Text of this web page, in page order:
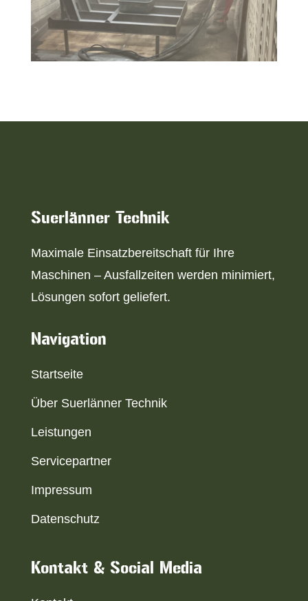
Suerlänner Technik
Maximale Einsatzbereitschaft für Ihre
Maschinen – Ausfallzeiten werden minimiert,
Lösungen sofort geliefert.
Navigation
Startseite
Über Suerlänner Technik
Leistungen
Servicepartner
Impressum
Datenschutz
Kontakt & Social Media